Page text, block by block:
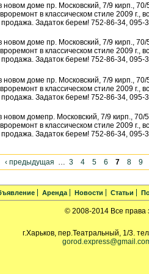
новом доме пр. Московский, 7/9 кирп.,
в классическом стиле 2009 г.,
продажа. Задаток берем! 752-86-34,
новом доме пр. Московский, 7/9 кирп.,
в классическом стиле 2009 г.,
продажа. Задаток берем! 752-86-34,
новом доме пр. Московский, 7/9 кирп.,
в классическом стиле 2009 г.,
продажа. Задаток берем! 752-86-34,
новом домепр. Московский, 7/9 кирп., 70/
в классическом стиле 2009 г.,
продажа. Задаток берем! 752-86-34,
‹ предыдущая … 3 4 5 6 7 8 9
Аренда Новости Статьи
© 2008-2014 Все
г.Харьков, пер.Театральный, 1/3.